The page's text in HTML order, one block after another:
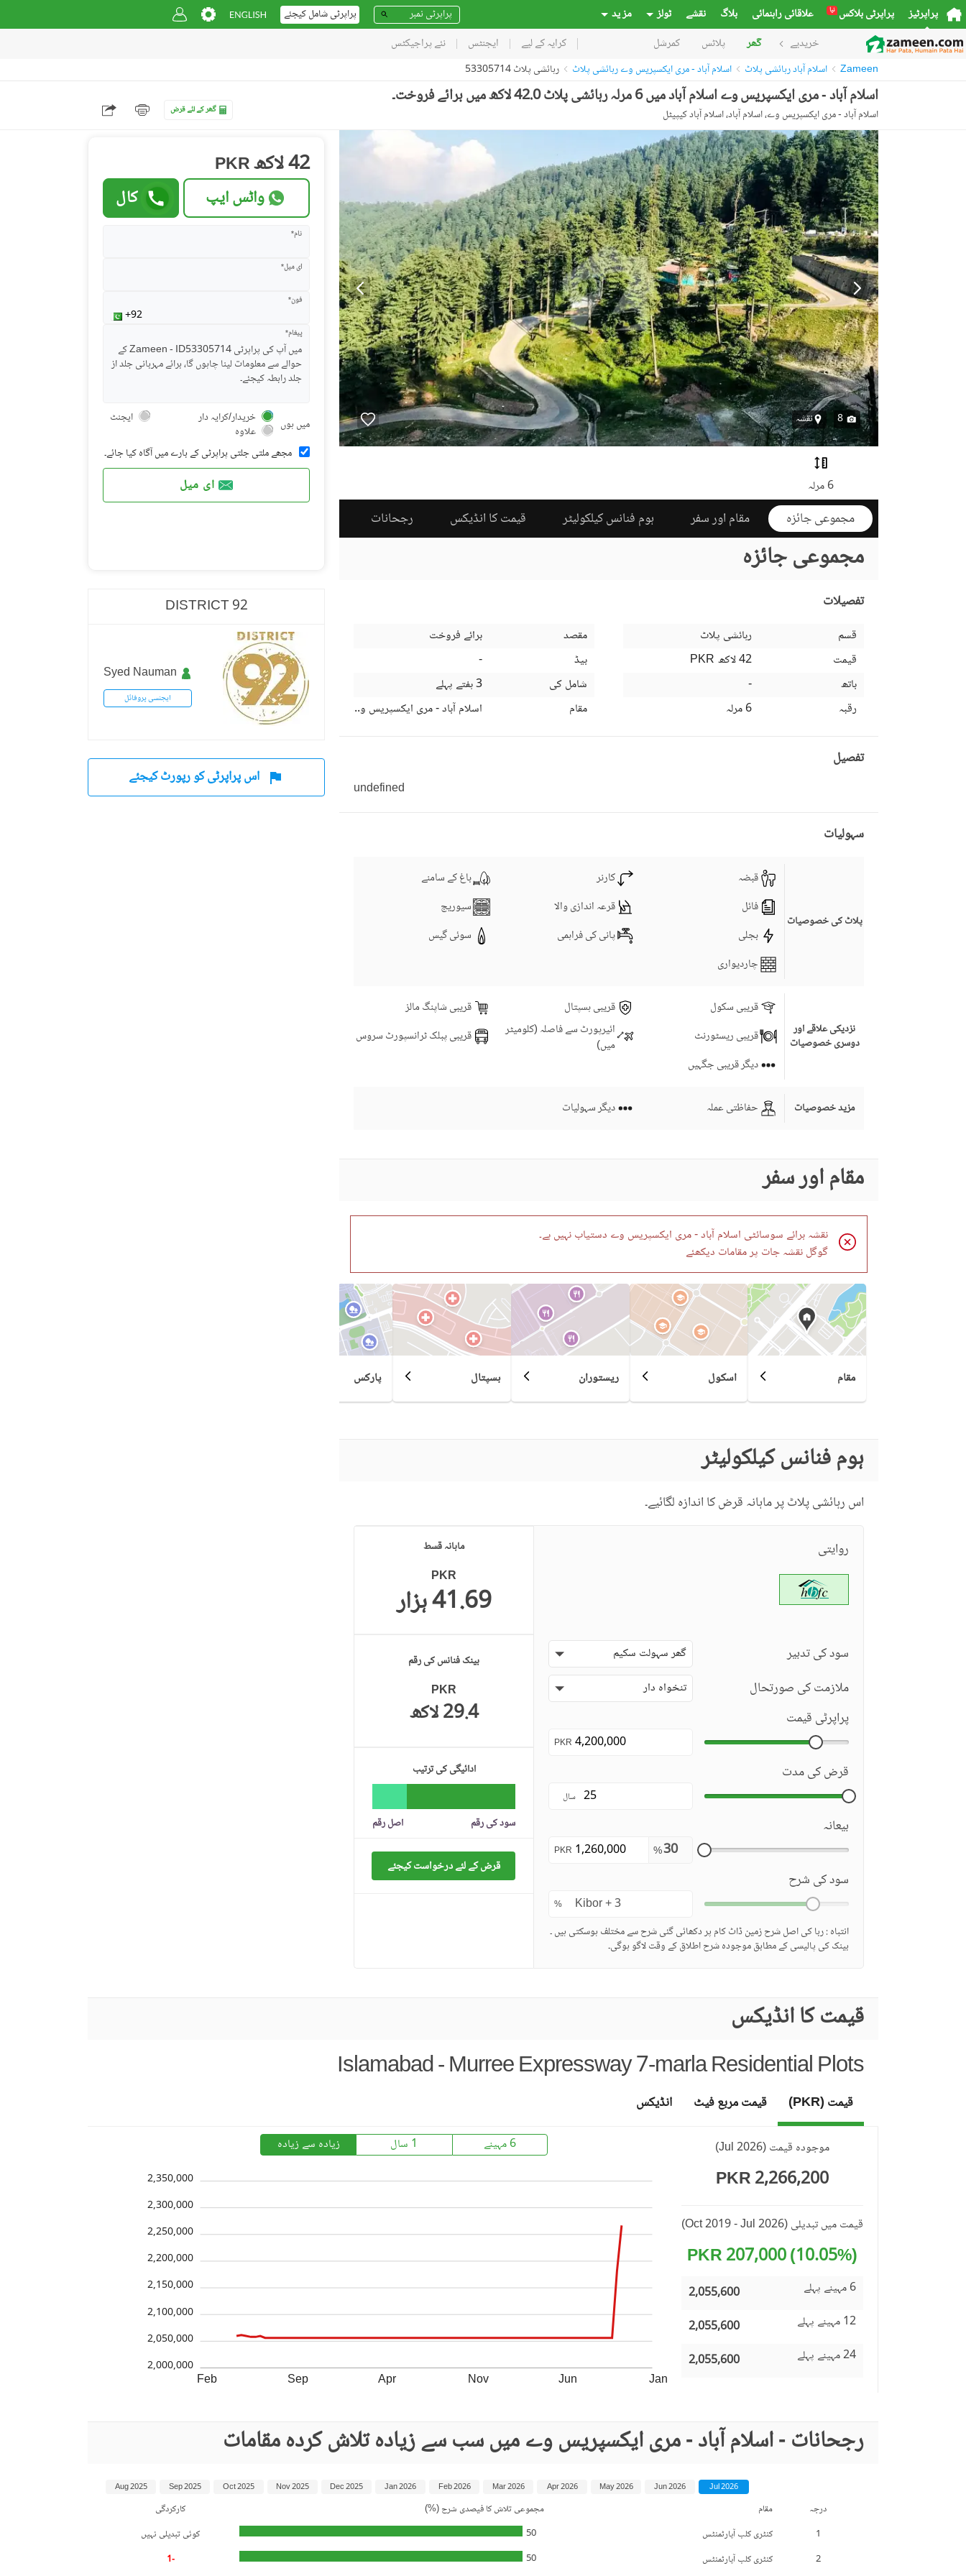
پراپرٹیز پراپرٹی بلاکس نیا علاقائی راہنمائی بلاگ نقشے ٹولز مز ید پراپرٹی شامل کیجئے
خریدیے گھر پلاٹس کمرشل کرایہ کے لیے ایجنٹس نئے پراجیکٹس
Zameen اسلام آباد رہائشی پلاٹ اسلام آباد - مری ایکسپریس وے رہائشی پلاٹ رہائشی پلاٹ 53305714
اسلام آباد - مری ایکسپریس وے اسلام آباد میں 6 مرلہ رہائشی پلاٹ 42.0 لاکھ میں برائے فروخت۔
اسلام آباد - مری ایکسپریس وے، اسلام آباد، اسلام آباد کیپیٹل گھر کے لئے قرض
8 نقشہ
6 مرلہ
مجموعی جائزہ مقام اور سفر ہوم فنانس کیلکولیٹر قیمت کا انڈیکس رجحانات
مجموعی جائزہ
تفصیلات
قسم
رہائشی پلاٹ
قیمت
PKR
42 لاکھ
باتھ
-
رقبہ
6 مرلہ
مقصد
برائے فروخت
بیڈ
-
شامل کی
3 ہفتے پہلے
مقام
اسلام آباد - مری ایکسپریس وے، اسلام آباد، اسلام آباد کیپیٹل
تفصیل
undefined
سہولیات
پلاٹ کی خصوصیات
قبضہ کارنر
باغ کے سامنے
فائل
قرعہ اندازی والا
سیوریج
بجلی
پانی کی فراہمی
سوئی گیس
چاردیواری
نزدیکی علاقے اور
دوسری خصوصیات
قریبی سکول قریبی ہسپتال
قریبی شاپنگ مالز
قریبی ریسٹورنٹ
ائیرپورٹ سے فاصلہ (کلومیٹر
میں)
قریبی پبلک ٹرانسپورٹ سروس
دیگر قریبی جگہیں
مزید خصوصیات حفاظتی عملہ دیگر سہولیات
مقام اور سفر
نقشہ برائے سوسائٹی اسلام آباد - مری ایکسپریس وے دستیاب نہیں ہے۔
گوگل نقشہ جات پر مقامات دیکھئے
مقام اسکول ریستوران ہسپتال پارکس
ہوم فنانس کیلکولیٹر
اس رہائشی پلاٹ پر ماہانہ قرض کا اندازہ لگائیے۔
روایتی
سود کی تدبیر گھر سہولت سکیم
ملازمت کی صورتحال تنخواہ دار
پراپرٹی قیمت
PKR
قرض کی مدت
سال
بیعانہ
%
PKR
سود کی شرح
%
انتباہ : ربا کی اصل شرح زمین ڈاٹ کام پر دکھائی گئی شرح سے مختلف ہوسکتی ہیں ۔
بینک کی پالیسی کے مطابق موجودہ شرح اطلاق کے وقت لاگو ہوگی۔
ماہانہ قسط
PKR
41.69 ہزار
بینک فنانس کی رقم
PKR
29.4 لاکھ
ادائیگی کی ترتیب
سود کی رقم اصل رقم
قرض کے لئے درخواست کیجئے
قیمت کا انڈیکس
Islamabad - Murree Expressway 7-marla Residential Plots
موجودہ قیمت(
Jul 2026
)
2,266,200 PKR
قیمت میں تبدیلی(Oct 2019 - Jul 2026)
(10.05%) 207,000 PKR
6 مہینے پہلے
2,055,600
12 مہینے پہلے
2,055,600
24 مہینے پہلے
2,055,600
6 مہینے 1 سال زیادہ سے زیادہ
Feb Sep Apr Nov Jun Jan
2,000,000
2,050,000
2,100,000
2,150,000
2,200,000
2,250,000
2,300,000
2,350,000
قیمت (PKR) قیمت مربع فیٹ انڈیکس
رجحانات - اسلام آباد - مری ایکسپریس وے میں سب سے زیادہ تلاش کردہ مقامات
درجہ مقام مجموعی تلاش کا فیصدی شرح (%)
کارکردگی
1
کنٹری کلب آپارٹمنٹس 50
کوئی تبدیلی نہیں
2
کنٹری کلب آپارٹمنٹس 50
-1
Jul 2026
Jun 2026
May 2026
Apr 2026
Mar 2026
Feb 2026
Jan 2026
Dec 2025
Nov 2025
Oct 2025
Sep 2025
Aug 2025
PKR 42 لاکھ
واٹس ایپ کال
نام*
ای میل*
فون*
پیغام*
میں ہوں خریدار/کرایہ دار
ایجنٹ
علاوہ
مجھے ملتی جلتی پراپرٹی کے بارے میں آگاہ کیا جائے۔
ای میل
DISTRICT 92
Syed Nauman
ایجنسی پروفائل
اس پراپرٹی کو رپورٹ کیجئے